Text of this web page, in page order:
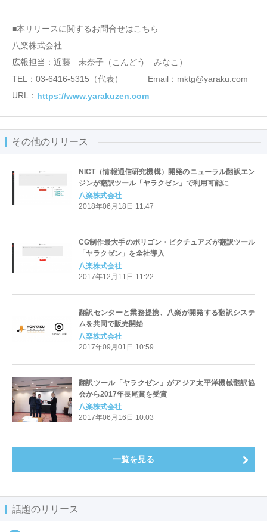
■本リリースに関するお問合せはこちら
八楽株式会社
広報担当：近藤 未奈子（こんどう みなこ）
TEL：03-6416-5315（代表） Email：mktg@yaraku.com
URL： https://www.yarakuzen.com
その他のリリース
NICT（情報通信研究機構）開発のニューラル翻訳エン
ジンが翻訳ツール「ヤラクゼン」で利用可能に
八楽株式会社
2018年06月18日 11:47
CG制作最大手のポリゴン・ピクチュアズが翻訳ツール
「ヤラクゼン」を全社導入
八楽株式会社
2017年12月11日 11:22
翻訳センターと業務提携、八楽が開発する翻訳システ
ムを共同で販売開始
八楽株式会社
2017年09月01日 10:59
翻訳ツール「ヤラクゼン」がアジア太平洋機械翻訳協
会から2017年長尾賞を受賞
八楽株式会社
2017年06月16日 10:03
一覧を見る
話題のリリース